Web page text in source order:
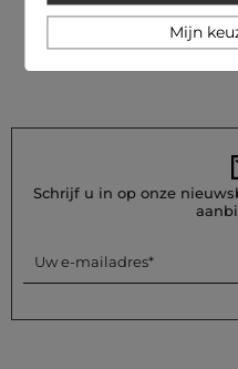
Dit korte kledingstuk met
onder een gestructureerde
Was uw jurk op 30°C in een
wordt aanbevolen om dit
110°) te doen zonder
Schrijf u in op onze
Uw e-mailadres
Mijn